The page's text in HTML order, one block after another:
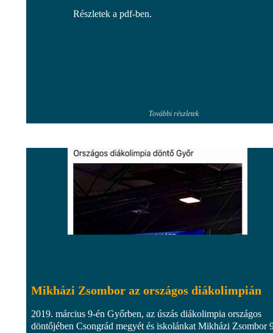
Részletek a pdf-ben.
További részletek
Mikházi Zsombor az országos diákolimpián
2019. március 9-én Győrben, az úszás diákolimpia országos
döntőjében Csongrád megyét és iskolánkat Mikházi Zsombor